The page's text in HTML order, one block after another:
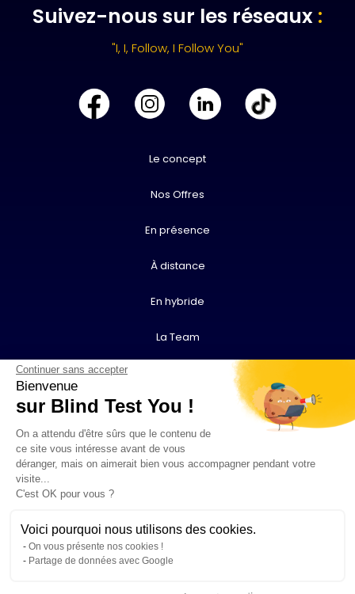
Continuer sans accepter
Bienvenue
sur Blind Test You !
On a attendu d'être sûrs que le contenu de
ce site vous intéresse avant de vous
déranger, mais on aimerait bien vous accompagner pendant votre
visite...
C'est OK pour vous ?
Voici pourquoi nous utilisons des cookies.
On vous présente nos cookies !
Partage de données avec Google
Suivez-nous sur les réseaux :
"I, I, Follow, I Follow You"
Le concept
Nos Offres
En présence
À distance
En hybride
La Team
Vidéos
F.A.Q.
© Blind Test You 2026 Mentions légalesPolitique de confidentialité